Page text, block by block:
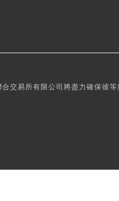
交易所有限公司將盡力確保彼